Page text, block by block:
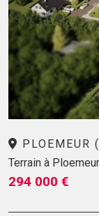
PLOEMEUR
Terrain à
294 000 €